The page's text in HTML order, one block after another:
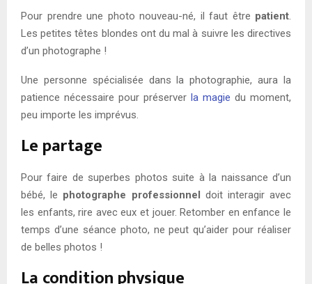
Pour prendre une photo nouveau-né, il faut être patient.
Les petites têtes blondes ont du mal à suivre les directives
d’un photographe !
Une personne spécialisée dans la photographie, aura la
patience nécessaire pour préserver la magie du moment,
peu importe les imprévus.
Le partage
Pour faire de superbes photos suite à la naissance d’un
bébé, le photographe professionnel
doit interagir avec
les enfants, rire avec eux et jouer. Retomber en enfance le
temps d’une séance photo, ne peut qu’aider pour réaliser
de belles photos !